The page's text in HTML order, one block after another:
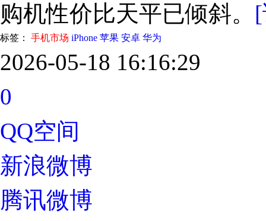
购机性价比天平已倾斜。
标签： 手机市场 iPhone 苹果 安卓 华为
2026-05-18 16:16:29
0
QQ空间
新浪微博
腾讯微博